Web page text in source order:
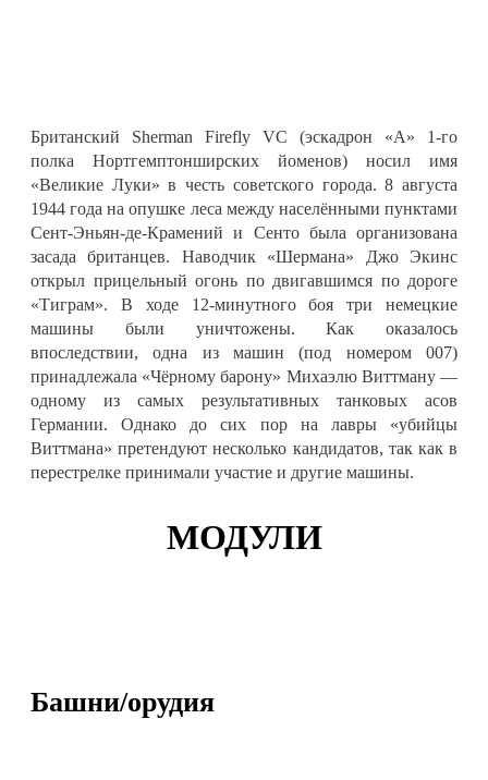
Британский Sherman Firefly VС (эскадрон «А» 1-го
полка Нортгемптонширских йоменов) носил имя
«Великие Луки» в честь советского города. 8 августа
1944 года на опушке леса между населёнными пунктами
Сент-Эньян-де-Крамений и Сенто была организована
засада британцев. Наводчик «Шермана» Джо Экинс
открыл прицельный огонь по двигавшимся по дороге
«Тиграм». В ходе 12-минутного боя три немецкие
машины были уничтожены. Как оказалось
впоследствии, одна из машин (под номером 007)
принадлежала «Чёрному барону» Михаэлю Виттману —
одному из самых результативных танковых асов
Германии. Однако до сих пор на лавры «убийцы
Виттмана» претендуют несколько кандидатов, так как в
перестрелке принимали участие и другие машины.
МОДУЛИ
Башни/орудия